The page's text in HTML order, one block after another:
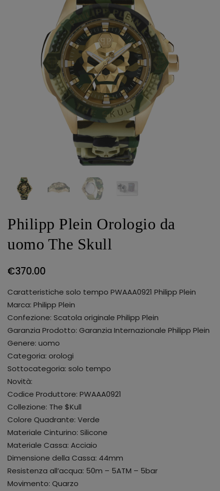
Philipp Plein Orologio da
uomo The Skull
€370.00
Caratteristiche solo tempo PWAAA0921 Philipp Plein
Marca: Philipp Plein
Confezione: Scatola originale Philipp Plein
Garanzia Prodotto: Garanzia Internazionale Philipp Plein
Genere: uomo
Categoria: orologi
Sottocategoria: solo tempo
Novità:
Codice Produttore: PWAAA0921
Collezione: The $Kull
Colore Quadrante: Verde
Materiale Cinturino: Silicone
Materiale Cassa: Acciaio
Dimensione della Cassa: 44mm
Resistenza all’acqua: 50m – 5ATM – 5bar
Movimento: Quarzo